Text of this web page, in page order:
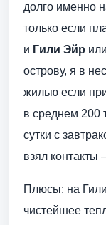
долго именно
только если
и Гили Эйр
острову, я в
жилью если
в среднем 200
сутки с
взял
Плюсы: на
чистейшее